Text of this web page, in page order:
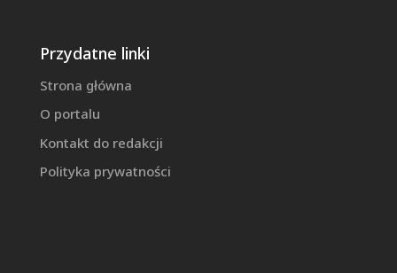
Przydatne linki
Strona główna
O portalu
Kontakt do redakcji
Polityka prywatności